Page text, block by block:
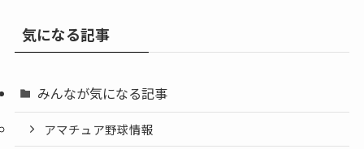
気になる記事
みんなが気になる記事
アマチュア野球情報